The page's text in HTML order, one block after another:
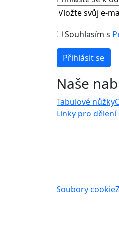
Souhlasím s
Naše
Tabulové nůžky
Linky pro dělení
Soubory cookie